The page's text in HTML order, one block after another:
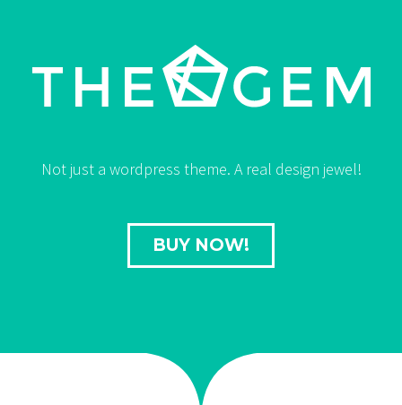
Not just a wordpress theme. A real design jewel!
BUY NOW!